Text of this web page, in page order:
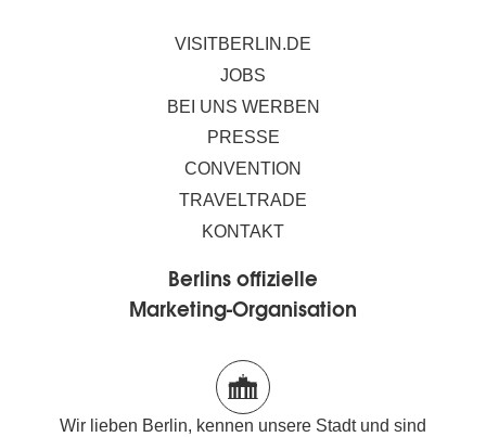
VISITBERLIN.DE
JOBS
BEI UNS WERBEN
PRESSE
CONVENTION
TRAVELTRADE
KONTAKT
Berlins offizielle
Marketing-Organisation
Wir lieben Berlin, kennen unsere Stadt und sind